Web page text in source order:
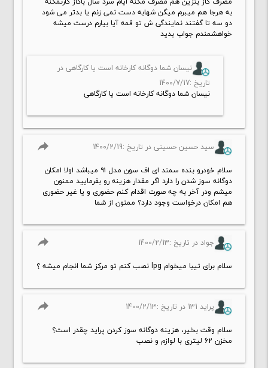
به هرجا هم میبرم میگن شهابه دست نمی زنم یا بدتر می شود
دو سه تا گفتند نمایندگی ش تو قمه آیا بیارم درست میشه
خواهشمندم جواب بدید
نیسان شما دوگانه کارخانه است یا کارگاهی در
تاریخ :1400/7/17
نیسان شما دوگانه کارخانه است یا کارگاهی
سید حسین حسینی در تاریخ :1400/2/19 reply
سلام خودرو بنده سمند ای اف سون مدل ۹۱ میباشد اولا امکان
دوگانه سوز شدن را دارد اگر مقدار هزینه رو بفرمایید ممنون
میشم ودر آخر به چه صورت اقدام کنم حضوری و یا غیر حضوری
هم امکان درخواست وجود دارد؟ ممنون از شما
جواد در تاریخ :1400/2/13 reply
سلام برای تیبا میخوام lpg نصب کنم تو مرکز شما انجام میشه ؟
پراید 131 در تاریخ :1400/2/13 reply
سلام وقت بخیر، هزینه دوگانه سوز کردن پراید چقدر است؟
مخزن 62 لیتری با لوازم و نصب